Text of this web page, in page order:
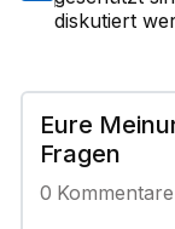
diskutiert
Eure
Fragen
0 Kommentare